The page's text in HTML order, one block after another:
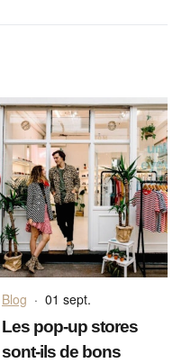
Blog · 01 sept.
Les pop-up stores
sont-ils de bons